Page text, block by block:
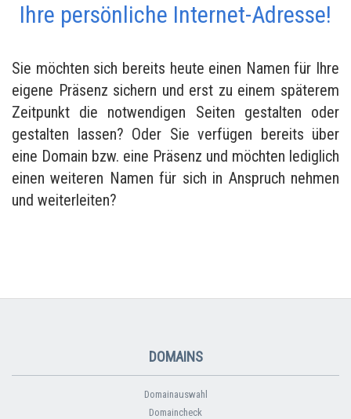
Ihre persönliche Internet-Adresse!
Sie möchten sich bereits heute einen Namen für Ihre
eigene Präsenz sichern und erst zu einem späterem
Zeitpunkt die notwendigen Seiten gestalten oder
gestalten lassen? Oder Sie verfügen bereits über
eine Domain bzw. eine Präsenz und möchten lediglich
einen weiteren Namen für sich in Anspruch nehmen
und weiterleiten?
DOMAINS
Domainauswahl
Domaincheck